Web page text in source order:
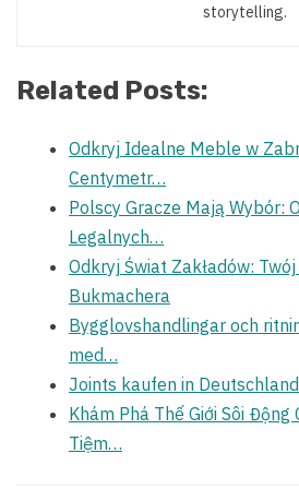
storytelling.
Related Posts:
Odkryj Idealne Meble w
Centymetr…
Polscy Gracze Mają Wybór:
Legalnych…
Odkryj Świat Zakładów:
Bukmachera
Bygglovshandlingar och
med…
Joints kaufen in
Khám Phá Thế Giới Sôi Động
Tiệm…